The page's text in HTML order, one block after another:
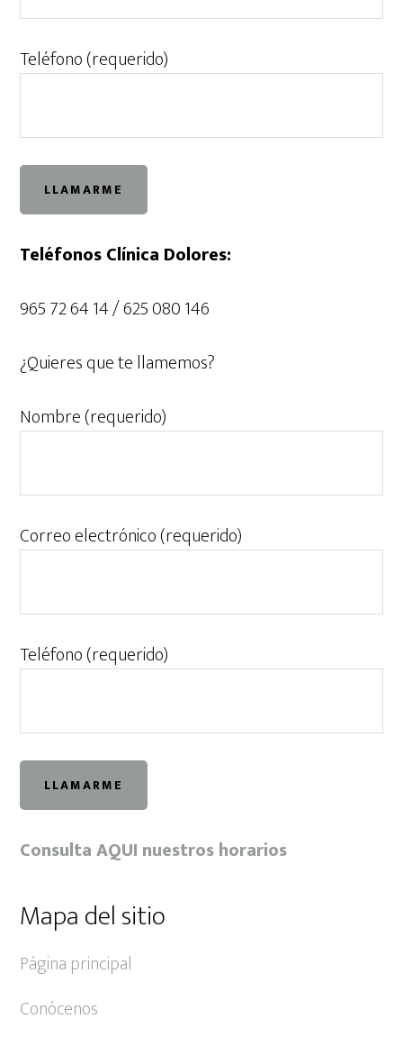
Teléfono (requerido)
Teléfonos Clínica Dolores:
965 72 64 14 / 625 080 146
¿Quieres que te llamemos?
Nombre (requerido)
Correo electrónico (requerido)
Teléfono (requerido)
Consulta AQUI nuestros horarios
Mapa del sitio
Página principal
Conócenos